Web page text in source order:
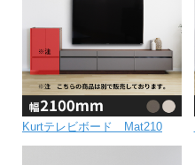
Kurtテレビボード Mat210